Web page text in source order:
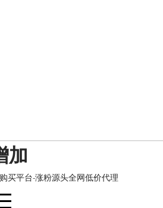
加
买平台-涨粉源头全网低价代理